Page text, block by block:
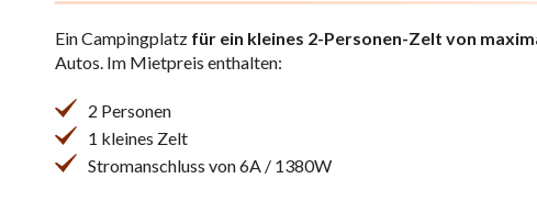
Ein Campingplatz für ein kleines 2-Personen-Zelt von
Autos. Im Mietpreis enthalten:
2 Personen
1 kleines Zelt
Stromanschluss von 6A / 1380W